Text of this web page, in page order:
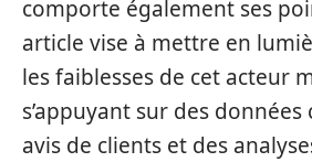
comporte également ses
article vise à mettre en
les faiblesses de cet acteur
s’appuyant sur des données
avis de clients et des